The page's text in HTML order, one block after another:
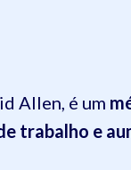
Allen, é um
trabalho e